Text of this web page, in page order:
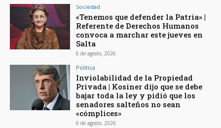
Sociedad
«Tenemos que defender la Patria» |
Referente de Derechos Humanos
convoca a marchar este jueves en
Salta
6 de agosto, 2026
Política
Inviolabilidad de la Propiedad
Privada | Kosiner dijo que se debe
bajar toda la ley y pidió que los
senadores salteños no sean
«cómplices»
6 de agosto, 2026